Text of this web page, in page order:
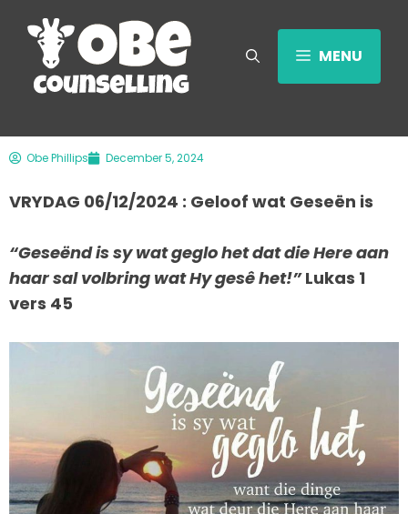
MENU
Obe Phillips December 5, 2024
VRYDAG 06/12/2024 : Geloof wat Geseën is
“Geseënd is sy wat geglo het dat die Here aan
haar sal volbring wat Hy gesê het!”Lukas 1
vers 45